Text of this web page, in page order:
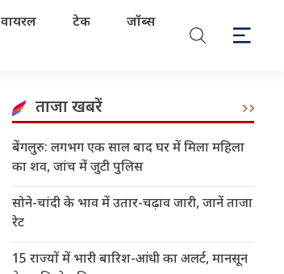
वायरल टेक जॉब्स
ताजा खबरें
बेंगलुरु: लगभग एक साल बाद घर में मिला महिला
का शव, जांच में जुटी पुलिस
सोने-चांदी के भाव में उतार-चढ़ाव जारी, जानें ताजा
रेट
15 राज्यों में भारी बारिश-आंधी का अलर्ट, मानसून